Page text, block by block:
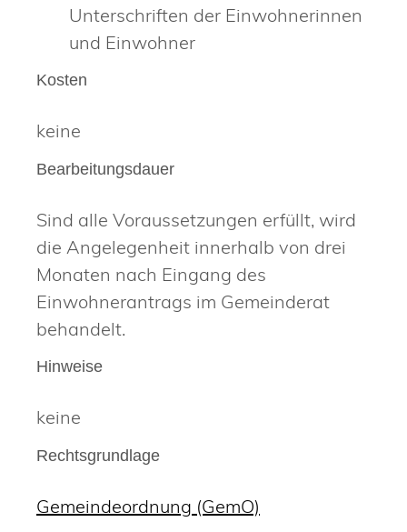
Unterschriften der Einwohnerinnen
und Einwohner
Kosten
keine
Bearbeitungsdauer
Sind alle Voraussetzungen erfüllt, wird
die Angelegenheit innerhalb von drei
Monaten nach Eingang des
Einwohnerantrags im Gemeinderat
behandelt.
Hinweise
keine
Rechtsgrundlage
Gemeindeordnung (GemO)